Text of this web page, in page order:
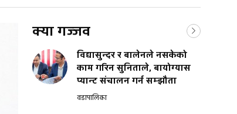
क्या गज्जव
विद्यासुन्दर र बालेनले नसकेको
काम गरिन सुनिताले, बायोग्यास
प्यान्ट संचालन गर्न सम्झौता
वडापालिका